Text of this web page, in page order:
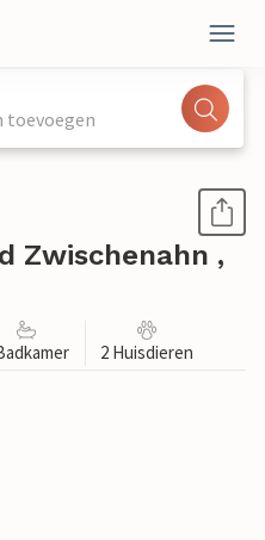
toevoegen
Zwischenahn ,
2 Huisdieren